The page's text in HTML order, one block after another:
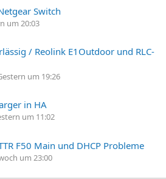
Switch
um 20:03
/ Reolink E1Outdoor und RLC-
um 19:26
in HA
um 11:02
F50 Main und DHCP Probleme
um 23:00